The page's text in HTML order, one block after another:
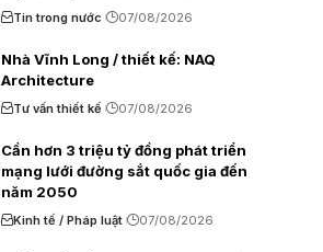
Tin trong nước 07/08/2026
Nhà Vĩnh Long / thiết kế: NAQ
Architecture
Tư vấn thiết kế 07/08/2026
Cần hơn 3 triệu tỷ đồng phát triển
mạng lưới đường sắt quốc gia đến
năm 2050
Kinh tế / Pháp luật 07/08/2026